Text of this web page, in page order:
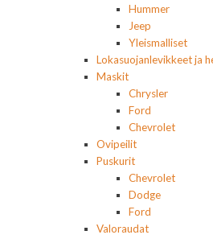
Hummer
Jeep
Yleismalliset
Lokasuojanlevikkeet ja
Maskit
Chrysler
Ford
Chevrolet
Ovipeilit
Puskurit
Chevrolet
Dodge
Ford
Valoraudat